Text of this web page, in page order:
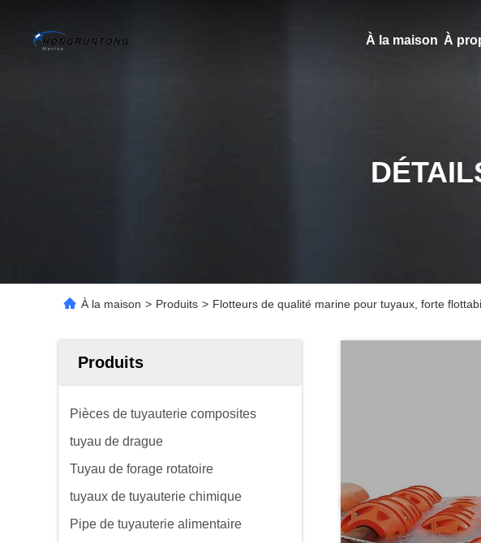
À la maison À
À la maison > Produits > Flotteurs de qualité marine pour tuyaux, forte
Produits
Pièces de tuyauterie composites
tuyau de drague
Tuyau de forage rotatoire
tuyaux de tuyauterie chimique
Pipe de tuyauterie alimentaire